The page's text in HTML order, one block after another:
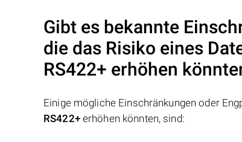
Gibt es bekannte
die das Risiko eines
RS422+ erhöhen
Einige mögliche Einschränkungen oder
RS422+erhöhen könnten, sind: